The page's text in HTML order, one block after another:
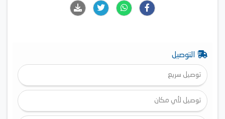
التوصيل
توصيل سريع
توصيل لأي مكان